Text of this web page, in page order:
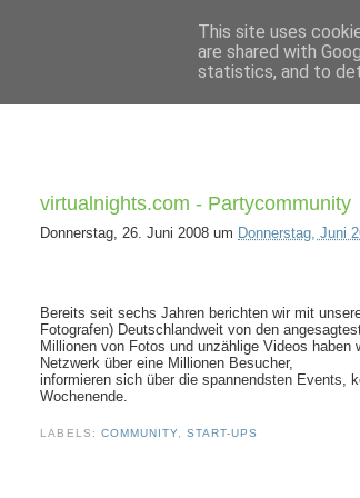
virtualnights.com - Partycommunity
Donnerstag, 26. Juni 2008um Donnerstag, Juni
Bereits seit sechs Jahren berichten wir mit
Fotografen) Deutschlandweit von den
Millionen von Fotos und unzählige Videos
Netzwerk über eine Millionen Besucher,
informieren sich über die spannendsten Events,
Wochenende.
LABELS: COMMUNITY, START-UPS
This site uses
are shared with
statistics, and to